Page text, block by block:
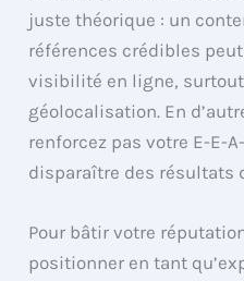
juste théorique : un
références crédibles
visibilité en ligne,
géolocalisation. En
renforcez pas votre E-E-
disparaître des résultats
Pour bâtir votre
positionner en tant